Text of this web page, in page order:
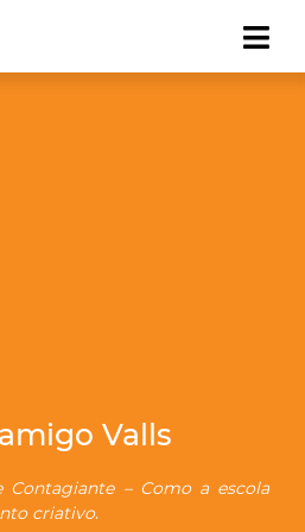
Valls
Contagiante – Como a escola
criativo.